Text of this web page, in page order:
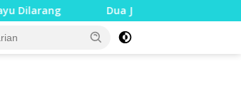
Dua Jari Putus akibat Dugaan Bullying,